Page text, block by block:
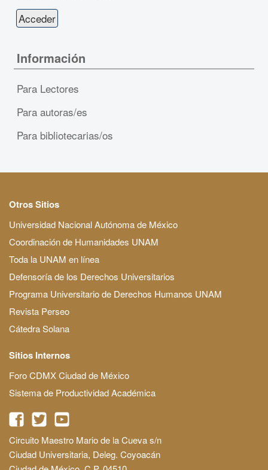
Información
Para Lectores
Para autoras/es
Para bibliotecarias/os
Otros Sitios
Universidad Nacional Autónoma de México
Coordinación de Humanidades UNAM
Toda la UNAM en línea
Defensoría de los Derechos Universitarios
Programa Universitario de Derechos Humanos UNAM
Revista Perseo
Cátedra Solana
Sitios Internos
Foro CDMX Ciudad de México
Sistema de Productividad Académica
Circuito Maestro Mario de la Cueva s/n
Ciudad Universitaria, Deleg. Coyoacán